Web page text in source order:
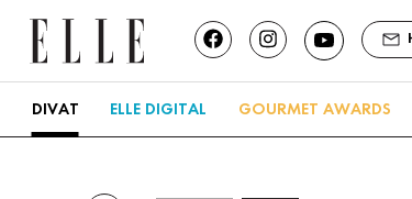
DIVAT ELLE DIGITAL GOURMET AWARDS